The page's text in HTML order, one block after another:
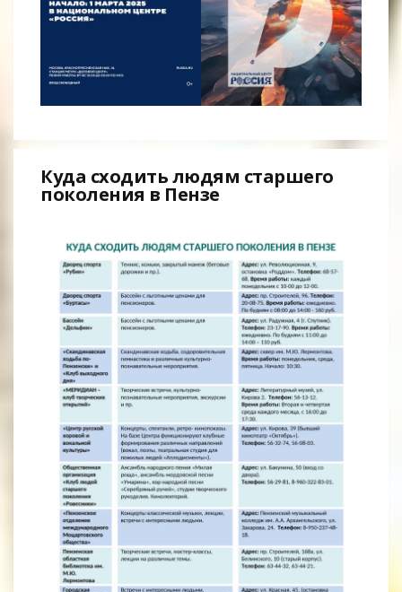
Куда сходить людям старшего
поколения в Пензе